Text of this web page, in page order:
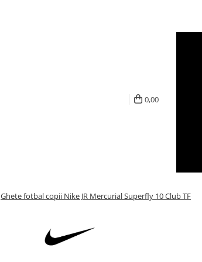
0,00
Ghete fotbal copii Nike JR Mercurial Superfly 10 Club TF